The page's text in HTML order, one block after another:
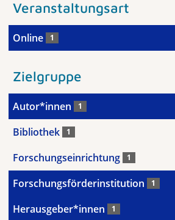
Veranstaltungsart
Online 1
Zielgruppe
Autor*innen 1
Bibliothek 1
Forschungseinrichtung 1
Forschungsförderinstitution 1
Herausgeber*innen 1